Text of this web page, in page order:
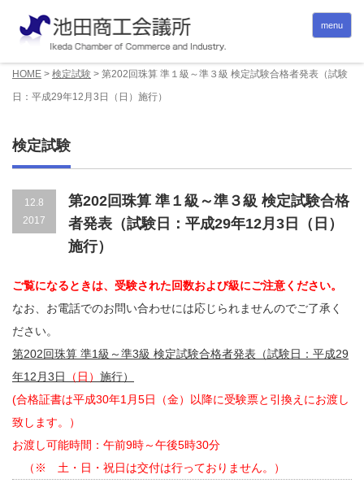
menu
HOME > 検定試験 > 第202回珠算 準１級～準３級 検定試験合格者発表（試験
日：平成29年12月3日（日）施行）
検定試験
12.8
2017
第202回珠算 準１級～準３級 検定試験合格
者発表（試験日：平成29年12月3日（日）
施行）
ご覧になるときは、受験された回数および級にご注意ください。
なお、お電話でのお問い合わせには応じられませんのでご了承く
ださい。
第202回珠算 準1級～準3級 検定試験合格者発表（試験日：平成29
年12月3日
（日） 施行）
(合格証書は平成30年1月5日（金）以降に受験票と引換えにお渡し
致します。）
お渡し可能時間：午前9時～午後5時30分
（※ 土・日・祝日は交付は行っておりません。）